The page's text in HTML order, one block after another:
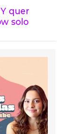
quer
solo